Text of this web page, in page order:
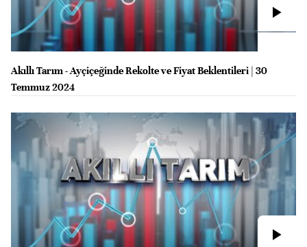
Akıllı Tarım - Ayçiçeğinde Rekolte ve Fiyat Beklentileri | 30
Temmuz 2024